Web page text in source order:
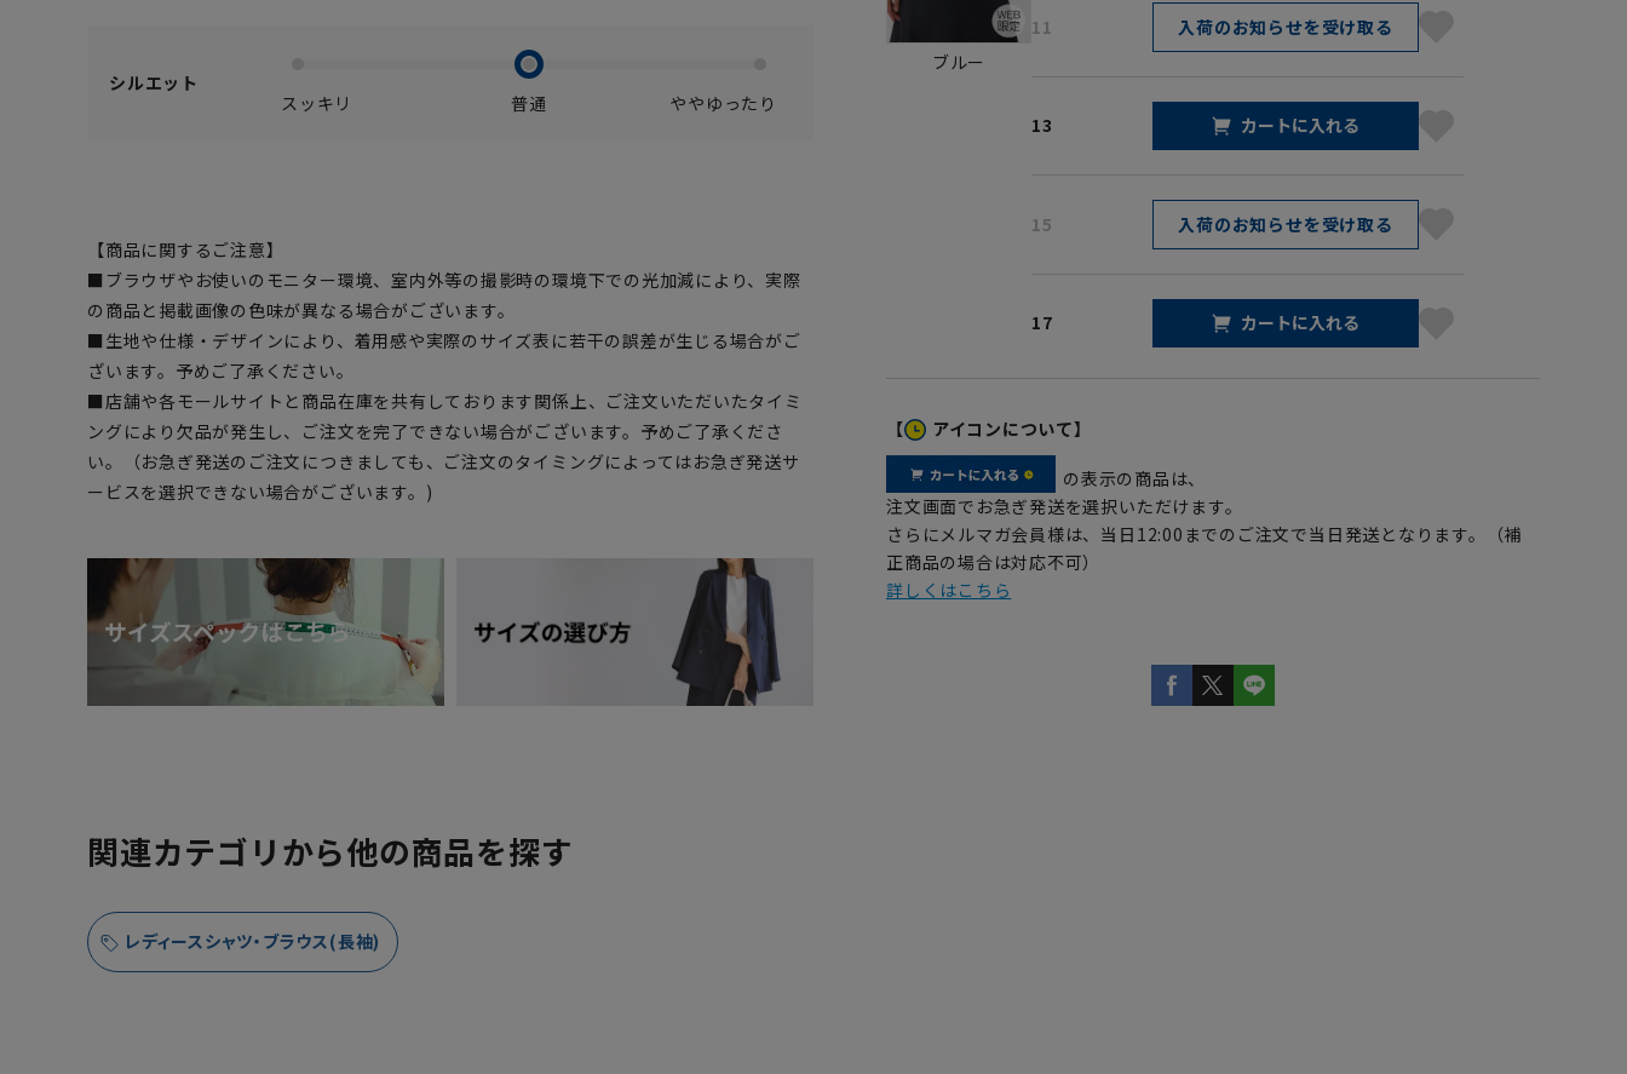
シルエット
スッキリ
普通 ややゆったり
【商品に関するご注意】
■ブラウザやお使いのモニター環境、室内外等の撮影時の環境下での光加減により、実際
の商品と掲載画像の色味が異なる場合がございます。
■生地や仕様・デザインにより、着用感や実際のサイズ表に若干の誤差が生じる場合がご
ざいます。予めご了承ください。
■店舗や各モールサイトと商品在庫を共有しております関係上、ご注文いただいたタイミ
ングにより欠品が発生し、ご注文を完了できない場合がございます。予めご了承くださ
い。（お急ぎ発送のご注文につきましても、ご注文のタイミングによってはお急ぎ発送サ
ービスを選択できない場合がございます。)
ブルー
11 入荷のお知らせを受け取る
13 カートに入れる
15 入荷のお知らせを受け取る
17 カートに入れる
【 アイコンについて】
の表示の商品は、
注文画面でお急ぎ発送を選択いただけます。
さらにメルマガ会員様は、当日12:00までのご注文で当日発送となります。（補
正商品の場合は対応不可）
詳しくはこちら
関連カテゴリから他の商品を探す
レディースシャツ・ブラウス(長袖)